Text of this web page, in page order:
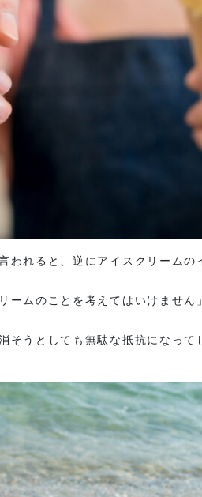
われると、逆にアイスクリーム
ムのことを考えてはいけませ
うとしても無駄な抵抗になって